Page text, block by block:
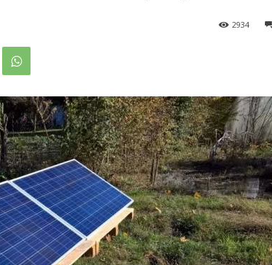
2934